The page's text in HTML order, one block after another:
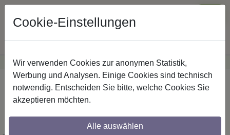
Günstige Versandkosteninnerhalb Österreichs· Sichere Zahlung
Startseite
Stilg. 16 mm 1-lfg. Medium Caras 520 cm
Schwarz/Edelst.-O.
Cookie-Einstellungen
Wir verwenden Cookies zur anonymen Statistik,
Werbung und Analysen. Einige Cookies sind technisch
notwendig. Entscheiden Sie bitte, welche Cookies Sie
akzeptieren möchten.
Alle auswählen